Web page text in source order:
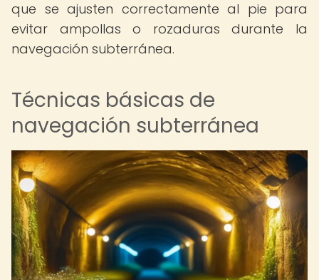
que se ajusten correctamente al pie para
evitar ampollas o rozaduras durante la
navegación subterránea.
Técnicas básicas de
navegación subterránea